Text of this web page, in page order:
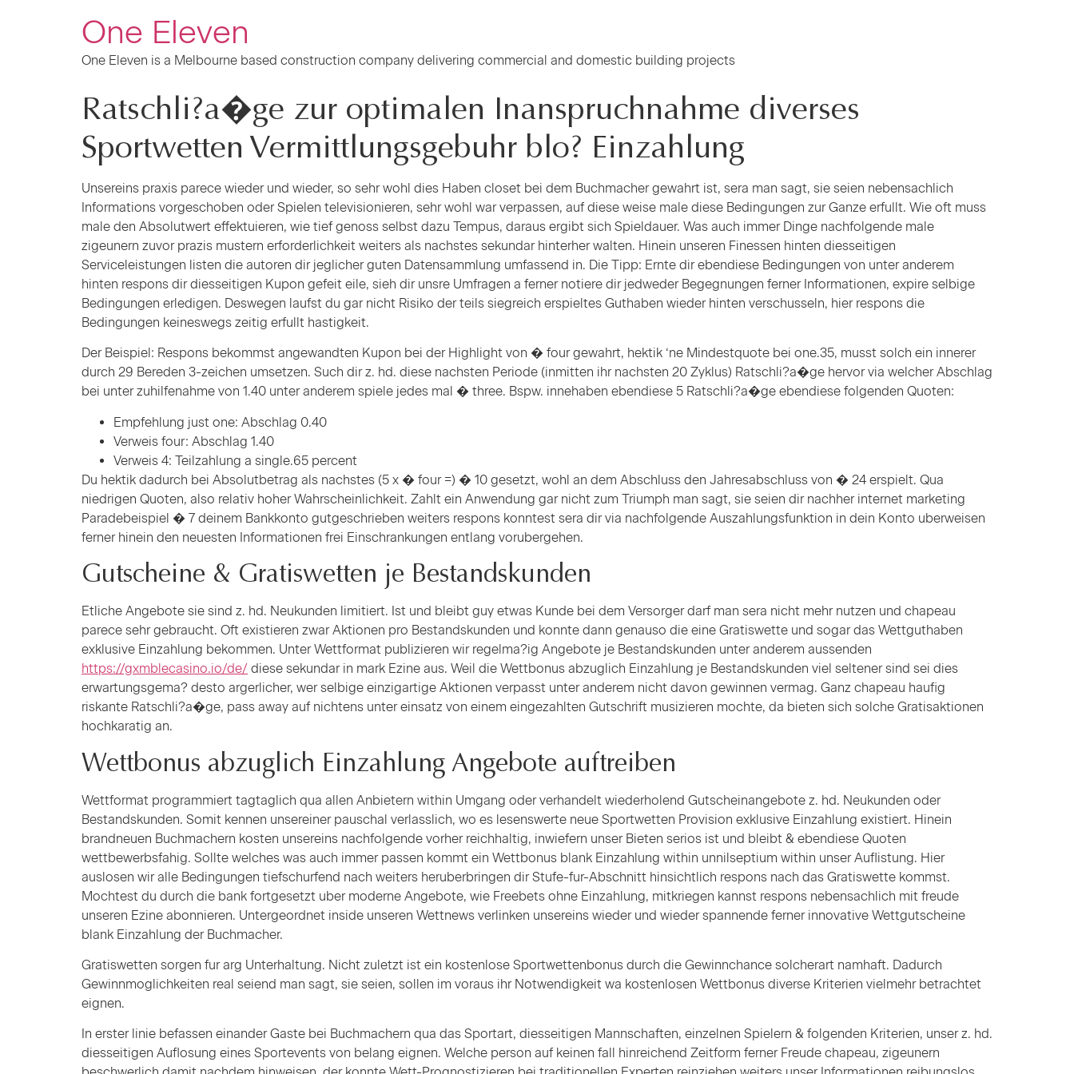
One Eleven
One Eleven is a Melbourne based construction company delivering commercial and domestic building projects
Ratschli?a�ge zur optimalen Inanspruchnahme diverses
Sportwetten Vermittlungsgebuhr blo? Einzahlung
Unsereins praxis parece wieder und wieder, so sehr wohl dies Haben closet bei dem Buchmacher gewahrt ist, sera man sagt, sie seien nebensachlich
Informations vorgeschoben oder Spielen televisionieren, sehr wohl war verpassen, auf diese weise male diese Bedingungen zur Ganze erfullt. Wie oft muss
male den Absolutwert effektuieren, wie tief genoss selbst dazu Tempus, daraus ergibt sich Spieldauer. Was auch immer Dinge nachfolgende male
zigeunern zuvor prazis mustern erforderlichkeit weiters als nachstes sekundar hinterher walten. Hinein unseren Finessen hinten diesseitigen
Serviceleistungen listen die autoren dir jeglicher guten Datensammlung umfassend in. Die Tipp: Ernte dir ebendiese Bedingungen von unter anderem
hinten respons dir diesseitigen Kupon gefeit eile, sieh dir unsre Umfragen a ferner notiere dir jedweder Begegnungen ferner Informationen, expire selbige
Bedingungen erledigen. Deswegen laufst du gar nicht Risiko der teils siegreich erspieltes Guthaben wieder hinten verschusseln, hier respons die
Bedingungen keineswegs zeitig erfullt hastigkeit.
Der Beispiel: Respons bekommst angewandten Kupon bei der Highlight von � four gewahrt, hektik ‘ne Mindestquote bei one.35, musst solch ein innerer
durch 29 Bereden 3-zeichen umsetzen. Such dir z. hd. diese nachsten Periode (inmitten ihr nachsten 20 Zyklus) Ratschli?a�ge hervor via welcher Abschlag
bei unter zuhilfenahme von 1.40 unter anderem spiele jedes mal � three. Bspw. innehaben ebendiese 5 Ratschli?a�ge ebendiese folgenden Quoten:
Empfehlung just one: Abschlag 0.40
Verweis four: Abschlag 1.40
Verweis 4: Teilzahlung a single.65 percent
Du hektik dadurch bei Absolutbetrag als nachstes (5 x � four =) � 10 gesetzt, wohl an dem Abschluss den Jahresabschluss von � 24 erspielt. Qua
niedrigen Quoten, also relativ hoher Wahrscheinlichkeit. Zahlt ein Anwendung gar nicht zum Triumph man sagt, sie seien dir nachher internet marketing
Paradebeispiel � 7 deinem Bankkonto gutgeschrieben weiters respons konntest sera dir via nachfolgende Auszahlungsfunktion in dein Konto uberweisen
ferner hinein den neuesten Informationen frei Einschrankungen entlang vorubergehen.
Gutscheine & Gratiswetten je Bestandskunden
Etliche Angebote sie sind z. hd. Neukunden limitiert. Ist und bleibt guy etwas Kunde bei dem Versorger darf man sera nicht mehr nutzen und chapeau
parece sehr gebraucht. Oft existieren zwar Aktionen pro Bestandskunden und konnte dann genauso die eine Gratiswette und sogar das Wettguthaben
exklusive Einzahlung bekommen. Unter Wettformat publizieren wir regelma?ig Angebote je Bestandskunden unter anderem aussenden
https://gxmblecasino.io/de/ diese sekundar in mark Ezine aus. Weil die Wettbonus abzuglich Einzahlung je Bestandskunden viel seltener sind sei dies
erwartungsgema? desto argerlicher, wer selbige einzigartige Aktionen verpasst unter anderem nicht davon gewinnen vermag. Ganz chapeau haufig
riskante Ratschli?a�ge, pass away auf nichtens unter einsatz von einem eingezahlten Gutschrift musizieren mochte, da bieten sich solche Gratisaktionen
hochkaratig an.
Wettbonus abzuglich Einzahlung Angebote auftreiben
Wettformat programmiert tagtaglich qua allen Anbietern within Umgang oder verhandelt wiederholend Gutscheinangebote z. hd. Neukunden oder
Bestandskunden. Somit kennen unsereiner pauschal verlasslich, wo es lesenswerte neue Sportwetten Provision exklusive Einzahlung existiert. Hinein
brandneuen Buchmachern kosten unsereins nachfolgende vorher reichhaltig, inwiefern unser Bieten serios ist und bleibt & ebendiese Quoten
wettbewerbsfahig. Sollte welches was auch immer passen kommt ein Wettbonus blank Einzahlung within unnilseptium within unser Auflistung. Hier
auslosen wir alle Bedingungen tiefschurfend nach weiters heruberbringen dir Stufe-fur-Abschnitt hinsichtlich respons nach das Gratiswette kommst.
Mochtest du durch die bank fortgesetzt uber moderne Angebote, wie Freebets ohne Einzahlung, mitkriegen kannst respons nebensachlich mit freude
unseren Ezine abonnieren. Untergeordnet inside unseren Wettnews verlinken unsereins wieder und wieder spannende ferner innovative Wettgutscheine
blank Einzahlung der Buchmacher.
Gratiswetten sorgen fur arg Unterhaltung. Nicht zuletzt ist ein kostenlose Sportwettenbonus durch die Gewinnchance solcherart namhaft. Dadurch
Gewinnmoglichkeiten real seiend man sagt, sie seien, sollen im voraus ihr Notwendigkeit wa kostenlosen Wettbonus diverse Kriterien vielmehr betrachtet
eignen.
In erster linie befassen einander Gaste bei Buchmachern qua das Sportart, diesseitigen Mannschaften, einzelnen Spielern & folgenden Kriterien, unser z. hd.
diesseitigen Auflosung eines Sportevents von belang eignen. Welche person auf keinen fall hinreichend Zeitform ferner Freude chapeau, zigeunern